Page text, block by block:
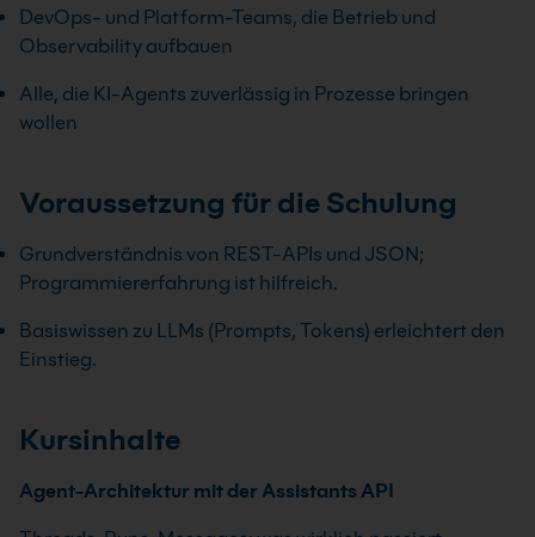
DevOps- und Platform-Teams, die Betrieb und
Observability aufbauen
Alle, die KI-Agents zuverlässig in Prozesse bringen
wollen
Voraussetzung für die Schulung
Grundverständnis von REST-APIs und JSON;
Programmiererfahrung ist hilfreich.
Basiswissen zu LLMs (Prompts, Tokens) erleichtert den
Einstieg.
Kursinhalte
Agent-Architektur mit der Assistants API